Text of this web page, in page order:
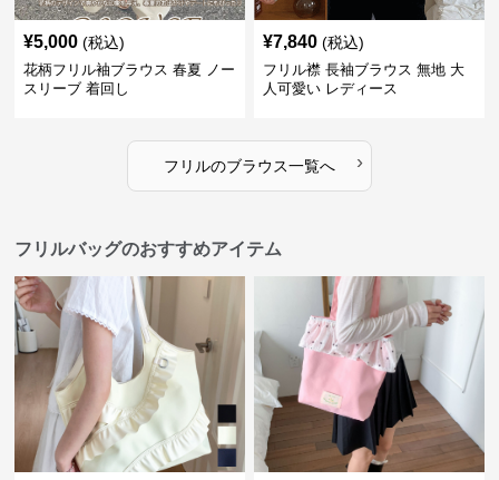
¥5,000 (税込)
花柄フリル袖ブラウス 春夏 ノー
スリーブ 着回し
¥7,840 (税込)
フリル襟 長袖ブラウス 無地 大
人可愛い レディース
フリルのブラウス一覧へ ›
フリルバッグのおすすめアイテム